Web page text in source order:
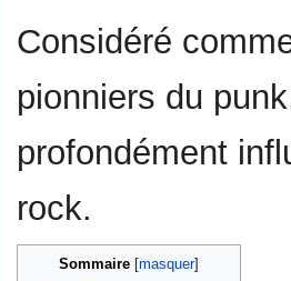
Considéré
pionniers du
profondément
rock.
Sommaire